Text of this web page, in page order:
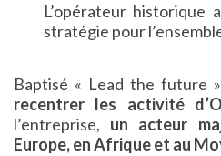
L’opérateur historique
stratégie pour
Baptisé « Lead the future
recentrer les activité
l’entreprise, un acteur
Europe, en Afrique et au